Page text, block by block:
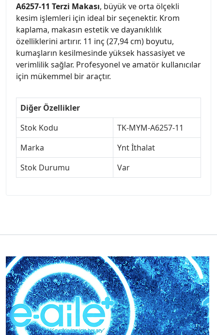
A6257-11 Terzi Makası, büyük ve orta ölçekli
kesim işlemleri için ideal bir seçenektir. Krom
kaplama, makasın estetik ve dayanıklılık
özelliklerini artırır. 11 inç (27,94 cm) boyutu,
kumaşların kesilmesinde yüksek hassasiyet ve
verimlilik sağlar. Profesyonel ve amatör kullanıcılar
için mükemmel bir araçtır.
Diğer Özellikler
Stok Kodu
TK-MYM-A6257-11
Marka
Ynt İthalat
Stok Durumu
Var